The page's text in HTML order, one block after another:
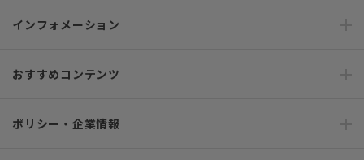
インフォメーション
おすすめコンテンツ
ポリシー・企業情報